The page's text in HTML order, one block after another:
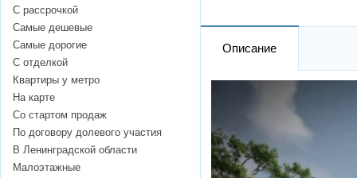
Описание
С рассрочкой
Самые дешевые
Самые дорогие
С отделкой
Квартиры у метро
На карте
Со стартом продаж
По договору долевого участия
В Ленинградской области
Малоэтажные